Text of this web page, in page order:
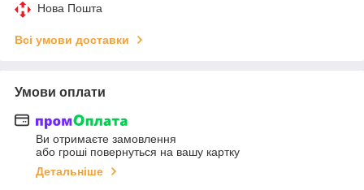
Нова Пошта
Всі умови доставки
Умови оплати
Ви отримаєте замовлення
або гроші повернуться на вашу картку
Детальніше